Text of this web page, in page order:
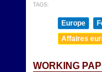
TAGS:
Europe
Affaires
WORKING